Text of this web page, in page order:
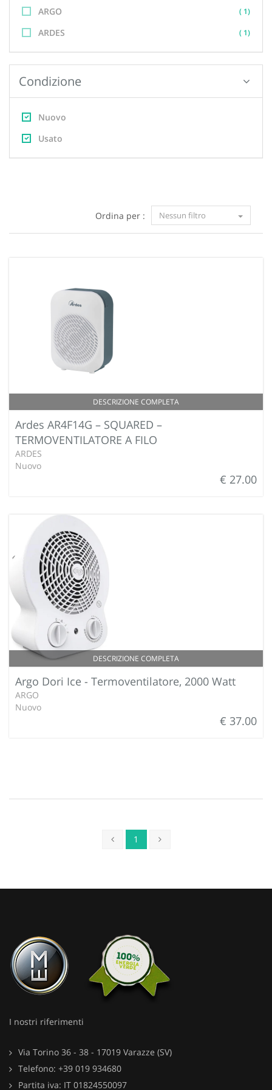
ARGO ( 1)
ARDES ( 1)
Condizione
Nuovo
Usato
Ordina per : Nessun filtro
DESCRIZIONE COMPLETA
Ardes AR4F14G – SQUARED –
TERMOVENTILATORE A FILO
ARDES
Nuovo
€ 27.00
DESCRIZIONE COMPLETA
Argo Dori Ice - Termoventilatore, 2000 Watt
ARGO
Nuovo
€ 37.00
1
I nostri riferimenti
Via Torino 36 - 38 - 17019 Varazze (SV)
Telefono: +39 019 934680
Partita iva: IT 01824550097